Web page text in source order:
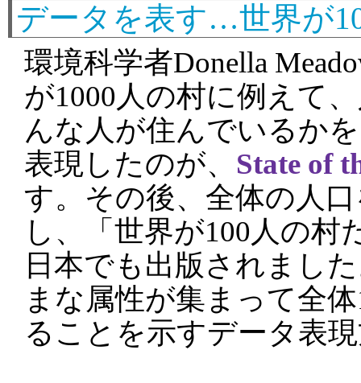
データを表す…世界が
環境科学者Donella
が1000人の村に例えて
んな人が住んでいるか
表現したのが、 State of
す。その後、全体の人
し、「世界が100人の村
日本でも出版されまし
まな属性が集まって全
ることを示すデータ表